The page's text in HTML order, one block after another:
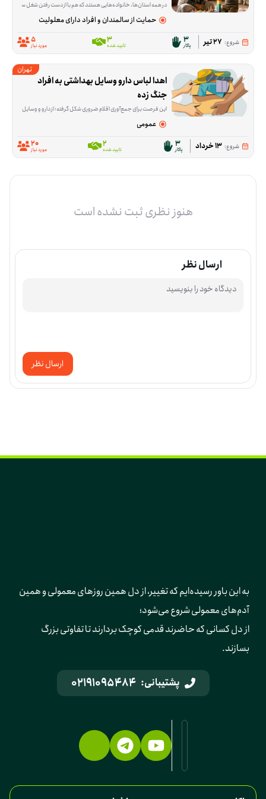
در همه استان‌ها، خانواده‌هایی هستند که هم با از دست رفتن شغل سرپرست و هم با هزینه‌های بالای مراقبت از فرزند اتیسم
حمایت از سالمندان و افراد دارای معلولیت
شروع: 27 تیر 3
پاکار 3
تایید شده 5
مورد نیاز
تهران
اهدا لباس دارو وسایل بهداشتی به افراد
جنگ زده
این فرصت برای جمع‌آوری اقلام ضروری شکل گرفته؛ از دارو و وسایل بهداشتی مثل پوشک و شیر خشک تا لباس نو یا در حد نو، پک‌های ارزاق و بعضی وسایل خانه. هدف این است که بخشی از
عمومی
شروع: 13 خرداد 3
پاکار 2
تایید شده 20
مورد نیاز
هنوز نظری ثبت نشده است
ارسال نظر
ارسال نظر
به این باور رسیده‌ایم که تغییر، از دل همین روزهای معمولی و همین
آدم‌های معمولی شروع می‌شود؛
از دل کسانی که حاضرند قدمی کوچک بردارند تا تفاوتی بزرگ
بسازند.
پشتیبانی: 02191095484